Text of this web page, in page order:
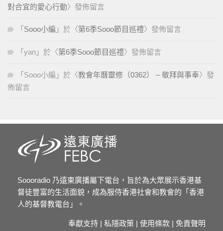
對合宜的愛心行動〉發佈留言
「 Sooo小編 」於〈第6季Sooo節目巡禮〉發佈留言
「 yan 」於〈第6季Sooo節目巡禮〉發佈留言
「 Sooo小編 」於〈教會年曆靈修（0362） – 敬拜與事奉〉發
佈留言
Soooradio 乃遠東廣播屬下電台，旨於為大眾展示香港基
督徒豐富的生活面貌，成為服侍香港社會和教會的「香港
人的基督教電台」。
奉獻支持 | 私隱政策 | 使用條款 | 免責聲明